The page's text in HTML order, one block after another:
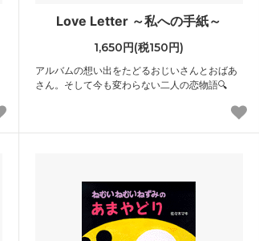
Love Letter ～私への手紙～
1,650円(税150円)
アルバムの想い出をたどるおじいさんとおばあ
さん。そして今も変わらない二人の恋物語🔍